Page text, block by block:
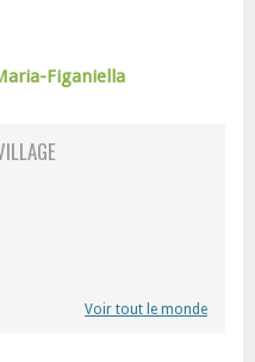
Figaniella
Voir tout le monde